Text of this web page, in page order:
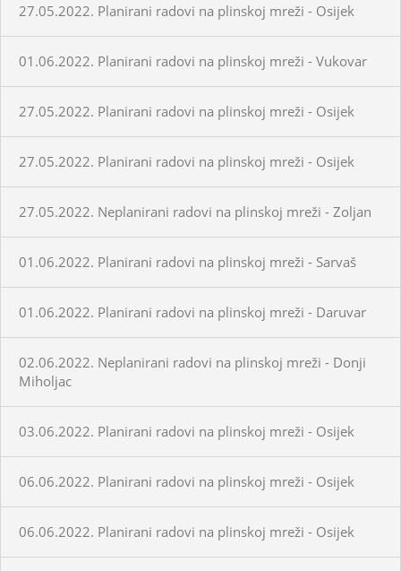
27.05.2022. Planirani radovi na plinskoj mreži - Osijek
01.06.2022. Planirani radovi na plinskoj mreži - Vukovar
27.05.2022. Planirani radovi na plinskoj mreži - Osijek
27.05.2022. Planirani radovi na plinskoj mreži - Osijek
27.05.2022. Neplanirani radovi na plinskoj mreži - Zoljan
01.06.2022. Planirani radovi na plinskoj mreži - Sarvaš
01.06.2022. Planirani radovi na plinskoj mreži - Daruvar
02.06.2022. Neplanirani radovi na plinskoj mreži - Donji
Miholjac
03.06.2022. Planirani radovi na plinskoj mreži - Osijek
06.06.2022. Planirani radovi na plinskoj mreži - Osijek
06.06.2022. Planirani radovi na plinskoj mreži - Osijek